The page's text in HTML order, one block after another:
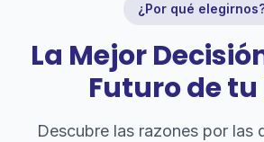
¿Por qué
La Mejor
Futuro de tu
Descubre las razones por las